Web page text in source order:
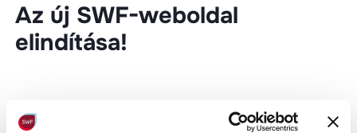
Az új SWF-weboldal
elindítása!